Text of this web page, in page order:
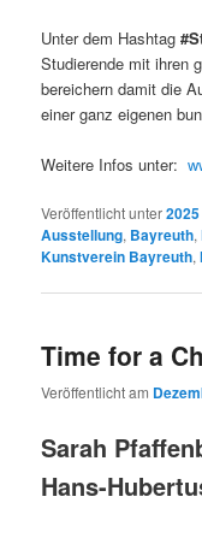
Unter dem Hashtag
Studierende mit ihren
bereichern damit die
einer ganz eigenen
Weitere Infos unter:
Veröffentlicht unter
Ausstellung, Bayreuth,
Kunstverein Bayreuth,
Time for a
Veröffentlicht am
Sarah
Hans-